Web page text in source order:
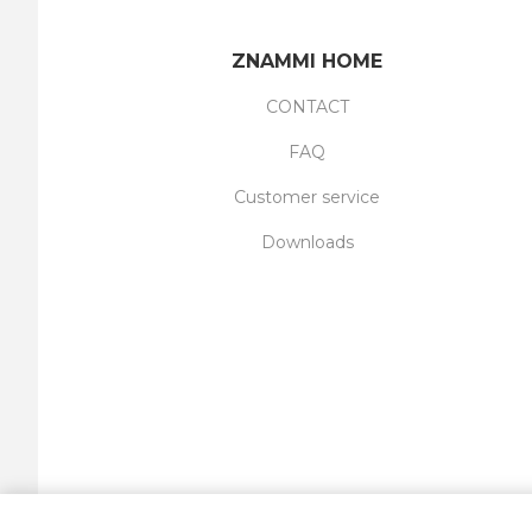
ZNAMMI HOME
CONTACT
FAQ
Customer service
Downloads